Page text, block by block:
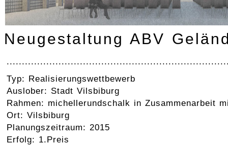
Neugestaltung ABV
Typ: Realisierungswettbewerb
Auslober: Stadt Vilsbiburg
Rahmen: michellerundschalk in Zusammenarbeit
Ort: Vilsbiburg
Planungszeitraum: 2015
Erfolg: 1.Preis